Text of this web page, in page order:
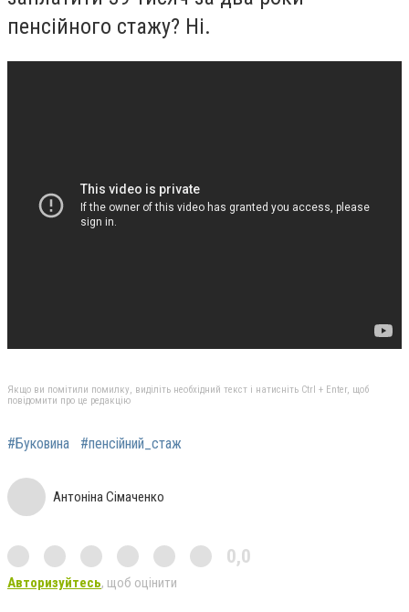
пенсійного стажу? Ні.
Якщо ви помітили помилку, виділіть необхідний текст і натисніть Ctrl + Enter, щоб
повідомити про це редакцію
#Буковина #пенсійний_стаж
Антоніна Сімаченко
0,0
Авторизуйтесь, щоб оцінити